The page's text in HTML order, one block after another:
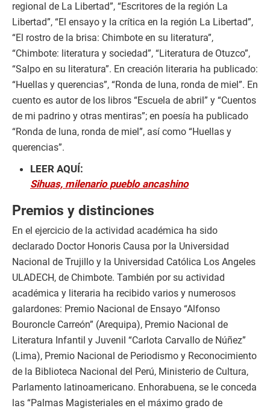
regional de La Libertad”, “Escritores de la región La
Libertad”, “El ensayo y la crítica en la región La Libertad”,
“El rostro de la brisa: Chimbote en su literatura”,
“Chimbote: literatura y sociedad”, “Literatura de Otuzco”,
“Salpo en su literatura”. En creación literaria ha publicado:
“Huellas y querencias”, “Ronda de luna, ronda de miel”. En
cuento es autor de los libros “Escuela de abril” y “Cuentos
de mi padrino y otras mentiras”; en poesía ha publicado
“Ronda de luna, ronda de miel”, así como “Huellas y
querencias”.
LEER AQUÍ:
Sihuas, milenario pueblo ancashino
Premios y distinciones
En el ejercicio de la actividad académica ha sido
declarado Doctor Honoris Causa por la Universidad
Nacional de Trujillo y la Universidad Católica Los Angeles
ULADECH, de Chimbote. También por su actividad
académica y literaria ha recibido varios y numerosos
galardones: Premio Nacional de Ensayo “Alfonso
Bouroncle Carreón” (Arequipa), Premio Nacional de
Literatura Infantil y Juvenil “Carlota Carvallo de Núñez”
(Lima), Premio Nacional de Periodismo y Reconocimiento
de la Biblioteca Nacional del Perú, Ministerio de Cultura,
Parlamento latinoamericano. Enhorabuena, se le conceda
las “Palmas Magisteriales en el máximo grado de